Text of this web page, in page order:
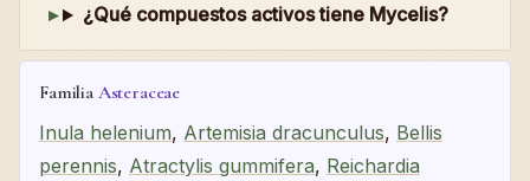
¿Qué compuestos activos tiene Mycelis?
Familia Asteraceae
Inula helenium, Artemisia dracunculus, Bellis
perennis, Atractylis gummifera, Reichardia